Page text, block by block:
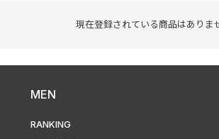
現在登録されている商品はありま
MEN
RANKING